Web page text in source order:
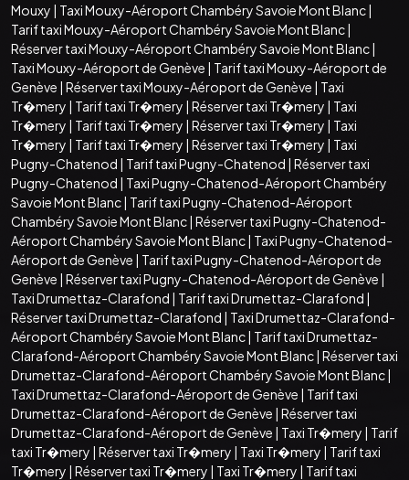
Mouxy | Taxi Mouxy-Aéroport Chambéry Savoie Mont Blanc|
Tarif taxi Mouxy-Aéroport Chambéry Savoie Mont Blanc|
Réserver taxi Mouxy-Aéroport Chambéry Savoie Mont Blanc|
Taxi Mouxy-Aéroport de Genève | Tarif taxi Mouxy-Aéroport de
Genève | Réserver taxi Mouxy-Aéroport de Genève | Taxi
Tr�mery | Tarif taxi Tr�mery | Réserver taxi Tr�mery | Taxi
Tr�mery | Tarif taxi Tr�mery | Réserver taxi Tr�mery | Taxi
Tr�mery | Tarif taxi Tr�mery | Réserver taxi Tr�mery | Taxi
Pugny-Chatenod | Tarif taxi Pugny-Chatenod | Réserver taxi
Pugny-Chatenod | Taxi Pugny-Chatenod-Aéroport Chambéry
Savoie Mont Blanc| Tarif taxi Pugny-Chatenod-Aéroport
Chambéry Savoie Mont Blanc| Réserver taxi Pugny-Chatenod-
Aéroport Chambéry Savoie Mont Blanc| Taxi Pugny-Chatenod-
Aéroport de Genève | Tarif taxi Pugny-Chatenod-Aéroport de
Genève | Réserver taxi Pugny-Chatenod-Aéroport de Genève |
Taxi Drumettaz-Clarafond | Tarif taxi Drumettaz-Clarafond |
Réserver taxi Drumettaz-Clarafond | Taxi Drumettaz-Clarafond-
Aéroport Chambéry Savoie Mont Blanc| Tarif taxi Drumettaz-
Clarafond-Aéroport Chambéry Savoie Mont Blanc| Réserver taxi
Drumettaz-Clarafond-Aéroport Chambéry Savoie Mont Blanc|
Taxi Drumettaz-Clarafond-Aéroport de Genève | Tarif taxi
Drumettaz-Clarafond-Aéroport de Genève | Réserver taxi
Drumettaz-Clarafond-Aéroport de Genève | Taxi Tr�mery | Tarif
taxi Tr�mery | Réserver taxi Tr�mery | Taxi Tr�mery | Tarif taxi
Tr�mery | Réserver taxi Tr�mery | Taxi Tr�mery | Tarif taxi